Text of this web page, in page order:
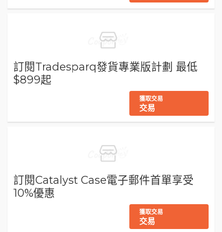
訂閱Tradesparq發貨專業版計劃 最低
$899起
獲取交易
交易
訂閱Catalyst Case電子郵件首單享受
10%優惠
獲取交易
交易